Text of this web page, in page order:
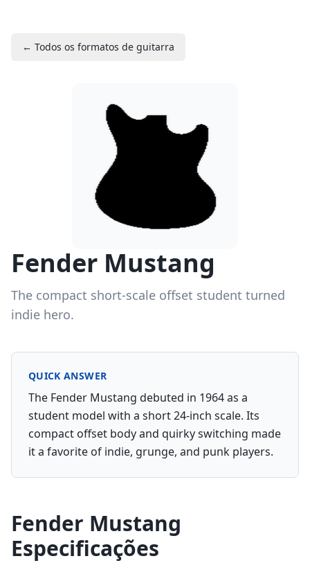
← Todos os formatos de guitarra
Fender Mustang
The compact short-scale offset student turned
indie hero.
QUICK ANSWER
The Fender Mustang debuted in 1964 as a
student model with a short 24-inch scale. Its
compact offset body and quirky switching made
it a favorite of indie, grunge, and punk players.
Fender Mustang
Especificações